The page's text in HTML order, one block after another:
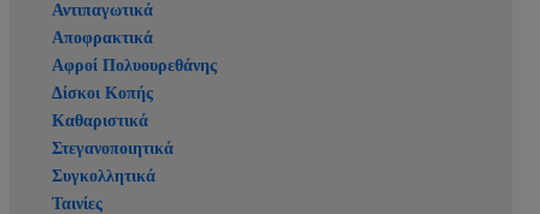
Αντιπαγωτικά
Αποφρακτικά
Αφροί Πολυουρεθάνης
Δίσκοι Κοπής
Καθαριστικά
Στεγανοποιητικά
Συγκολλητικά
Ταινίες